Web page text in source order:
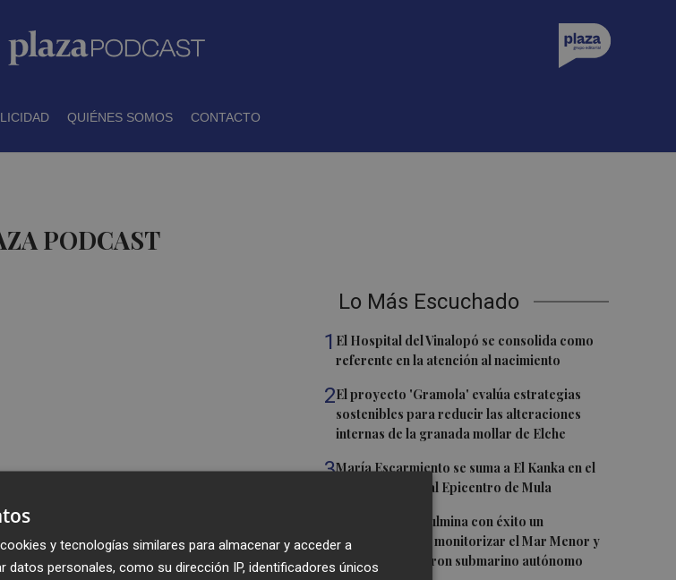
QUIÉNES SOMOS CONTACTO
PODCAST
Lo Más Escuchado
1 El Hospital del Vinalopó se consolida como
referente en la atención al nacimiento
2El proyecto 'Gramola' evalúa estrategias
sostenibles para reducir las alteraciones
internas de la granada mollar de Elche
3María Escarmiento se suma a El Kanka en el
cartel del festival Epicentro de Mula
UPCT Makers culmina con éxito un
catamarán para monitorizar el Mar Menor y
ya prepara un dron submarino autónomo
y tecnologías similares para almacenar y acceder a
personales, como su dirección IP, identificadores únicos